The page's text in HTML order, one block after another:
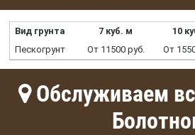
Вид грунта 7 куб. м 10
Пескогрунт
От 11500 руб. От
Обслуживаем